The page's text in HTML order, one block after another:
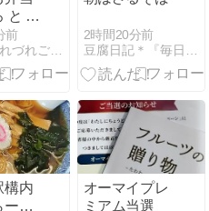
と 町
し
前
megのつれづれごはん日記
2時間20分前
構内
ーめ
オーマイプレ
ミアム当選